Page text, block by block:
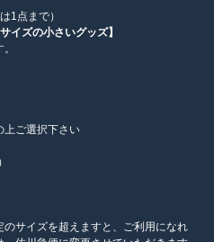
1点まで）
イズの小さいグッズ】
ご選択下さい
サイズを超えますと、ご利用になれ